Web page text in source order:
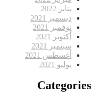
يناير 2022
ديسمبر 2021
نوفمبر 2021
أكتوبر 2021
سبتمبر 2021
أغسطس 2021
يوليو 2021
Categories